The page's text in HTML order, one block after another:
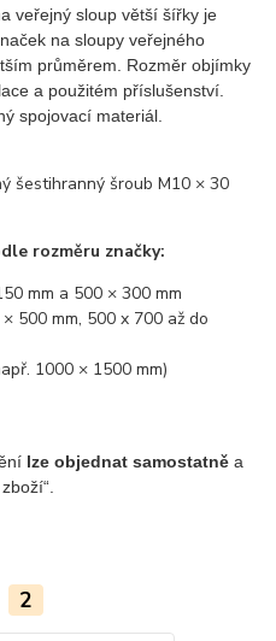
veřejný sloup větší šířky je
na sloupy veřejného
průměrem. Rozměr objímky
a použitém příslušenství.
spojovací materiál.
šestihranný šroub M10 × 30
rozměru značky:
mm a 500 × 300 mm
500 mm, 500 x 700 až do
1000 × 1500 mm)
lze objednat samostatně a
2